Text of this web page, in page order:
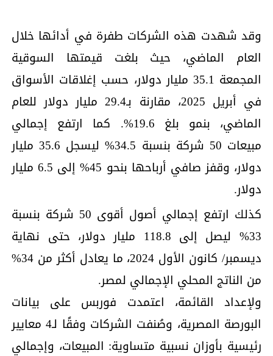
وقد شهدت هذه الشركات طفرة في أدائها خلال
العام الماضي، حيث بلغت قيمتها السوقية
المجمعة 35.1 مليار دولار، حسب إغلاقات الأسواق
في أبريل 2025، مقارنة بـ29.4 مليار دولار للعام
الماضي، بنمو بلغ 19.6%. كما ارتفع إجمالي
مبيعات 50 شركة بنسبة 34.5% ليسجل 35.6 مليار
دولار، وقفز صافي أرباحها بنحو 45% إلى 6.5 مليار
دولار.
كذلك ارتفع إجمالي أصول أقوى 50 شركة بنسبة
33% ليصل إلى 118.8 مليار دولار، حتى نهاية
ديسمبر/ كانون الأول 2024، ما يعادل أكثر من 34%
من الناتج المحلي الإجمالي لمصر.
ولإعداد القائمة، اعتمدت فوربس على بيانات
البورصة المصرية، وصُنفت الشركات وفقًا لـ4 معايير
رئيسية بأوزان نسبية متساوية: المبيعات، وإجمالي